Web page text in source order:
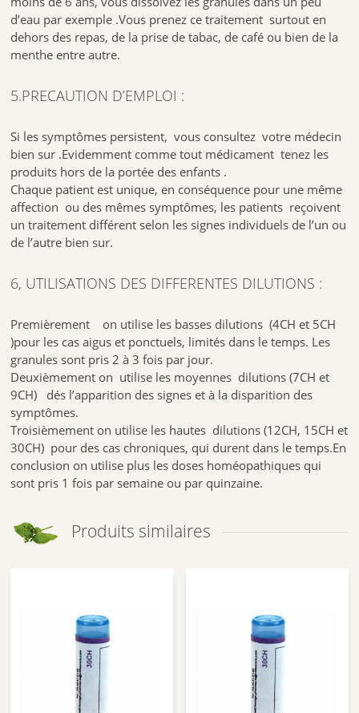
d’eau par exemple .Vous prenez ce traitement surtout en
dehors des repas, de la prise de tabac, de café ou bien de la
menthe entre autre.
5.PRECAUTION D’EMPLOI :
Si les symptômes persistent, vous consultez votre médecin
bien sur .Evidemment comme tout médicament tenez les
produits hors de la portée des enfants .
Chaque patient est unique, en conséquence pour une même
affection ou des mêmes symptômes, les patients reçoivent
un traitement différent selon les signes individuels de l’un ou
de l’autre bien sur.
6, UTILISATIONS DES DIFFERENTES DILUTIONS :
Premièrement on utilise les basses dilutions (4CH et 5CH
)pour les cas aigus et ponctuels, limités dans le temps. Les
granules sont pris 2 à 3 fois par jour.
Deuxièmement on utilise les moyennes dilutions (7CH et
9CH) dés l’apparition des signes et à la disparition des
symptômes.
Troisièmement on utilise les hautes dilutions (12CH, 15CH et
30CH) pour des cas chroniques, qui durent dans le temps.En
conclusion on utilise plus les doses homéopathiques qui
sont pris 1 fois par semaine ou par quinzaine.
Produits similaires